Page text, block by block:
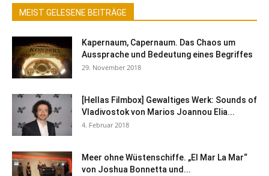
MEIST GELESENE BEITRÄGE
Kapernaum, Capernaum. Das Chaos um
Aussprache und Bedeutung eines Begriffes
29. November 2018
[Hellas Filmbox] Gewaltiges Werk: Sounds of
Vladivostok von Marios Joannou Elia...
4. Februar 2018
Meer ohne Wüstenschiffe. „El Mar La Mar“
von Joshua Bonnetta und...